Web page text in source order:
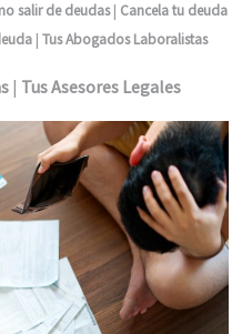
salir de deudas| Cancela tu deuda
| Tus Abogados Laboralistas
| Tus Asesores Legales